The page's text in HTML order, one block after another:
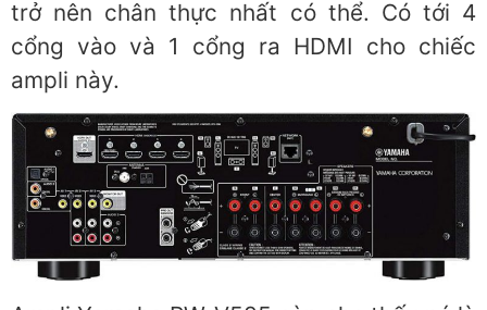
trở nên chân thực nhất có thể. Có tới 4
cổng vào và 1 cổng ra HDMI cho chiếc
ampli này.